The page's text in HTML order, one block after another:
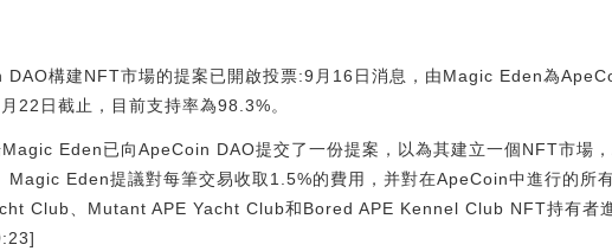
構建NFT市場的提案已開啟投票:9月16日消息，由Magic Eden為
22日截止，目前支持率為98.3%。
Eden已向ApeCoin DAO提交了一份提案，以為其建立一個NFT市場
Magic Eden提議對每筆交易收取1.5%的費用，并對在ApeCoin中進行的所
Club、Mutant APE Yacht Club和Bored APE Kennel Club NFT持有者